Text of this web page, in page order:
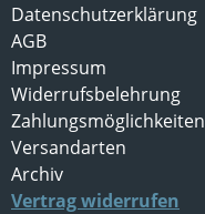
Datenschutzerklärung
AGB
Impressum
Widerrufsbelehrung
Zahlungsmöglichkeiten
Versandarten
Archiv
Vertrag widerrufen